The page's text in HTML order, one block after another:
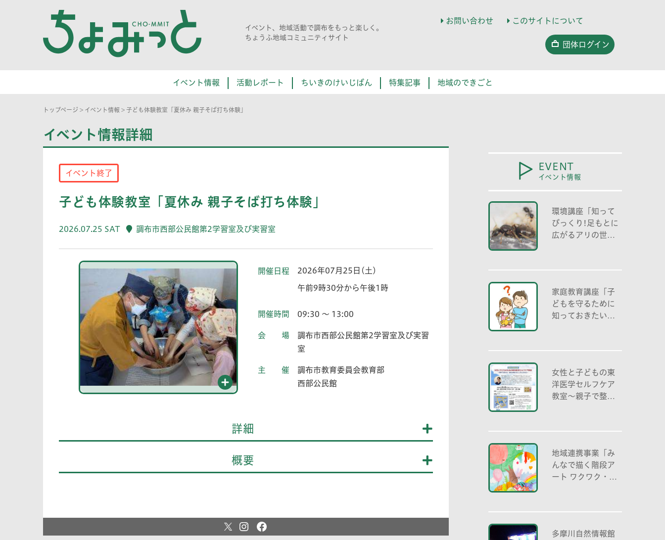
イベント、地域活動で調布をもっと楽しく。
ちょうふ地域コミュニティサイト
お問い合わせ このサイトについて
団体ログイン
イベント情報 活動レポート ちいきのけいじばん 特集記事 地域のできごと
トップページ > イベント情報 > 子ども体験教室「夏休み 親子そば打ち体験」
イベント情報詳細
イベント終了
子ども体験教室「夏休み 親子そば打ち体験」
2026.07.25 SAT 調布市西部公民館第2学習室及び実習室
開催日程 2026年07月25日(土)
午前9時30分から午後1時
開催時間 09:30 ～ 13:00
会場
調布市西部公民館第2学習室及び実習
室
主催
調布市教育委員会教育部
西部公民館
詳細
概要
EVENT
イベント情報
環境講座「知って
びっくり!足もとに
広がるアリの世界
家庭教育講座「子
どもを守るために
知っておきたいこ
女性と子どもの東
洋医学セルフケア
教室～親子で整え
地域連携事業「み
んなで描く階段ア
ート ワクワク・自
多摩川自然情報館